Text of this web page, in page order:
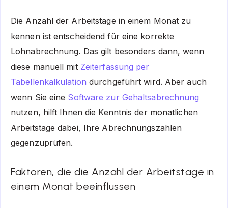
Die Anzahl der Arbeitstage in einem Monat zu
kennen ist entscheidend für eine korrekte
Lohnabrechnung. Das gilt besonders dann, wenn
diese manuell mit Zeiterfassung per
Tabellenkalkulation durchgeführt wird. Aber auch
wenn Sie eine Software zur Gehaltsabrechnung
nutzen, hilft Ihnen die Kenntnis der monatlichen
Arbeitstage dabei, Ihre Abrechnungszahlen
gegenzuprüfen.
Faktoren, die die Anzahl der Arbeitstage in
einem Monat beeinflussen